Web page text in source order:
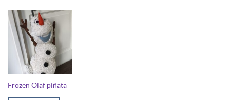
Frozen Olaf piñata